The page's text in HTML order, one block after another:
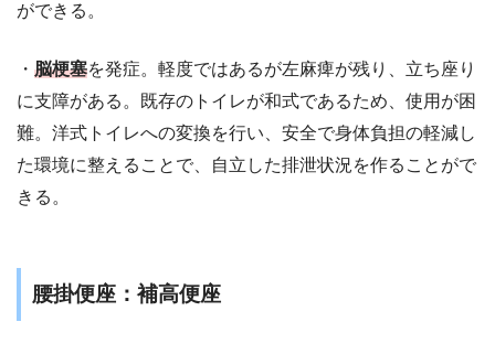
ができる。
・ 脳梗塞を発症。軽度ではあるが左麻痺が残り、立ち座り
に支障がある。既存のトイレが和式であるため、使用が困
難。洋式トイレへの変換を行い、安全で身体負担の軽減し
た環境に整えることで、自立した排泄状況を作ることがで
きる。
腰掛便座：補高便座